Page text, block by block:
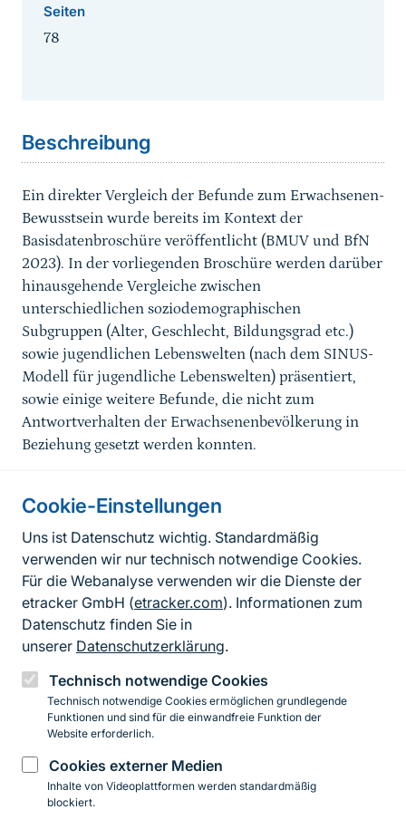
Cookie-Einstellungen
Uns ist Datenschutz wichtig. Standardmäßig
verwenden wir nur technisch notwendige Cookies.
Für die Webanalyse verwenden wir die Dienste der
etracker GmbH (etracker.com). Informationen zum
Datenschutz finden Sie in
unserer Datenschutzerklärung.
Technisch notwendige Cookies
Technisch notwendige Cookies ermöglichen grundlegende
Funktionen und sind für die einwandfreie Funktion der
Website erforderlich.
Cookies externer Medien
Inhalte von Videoplattformen werden standardmäßig
blockiert.
Seiten
78
Beschreibung
Ein direkter Vergleich der Befunde zum Erwachsenen-
Bewusstsein wurde bereits im Kontext der
Basisdatenbroschüre veröffentlicht (BMUV und BfN
2023). In der vorliegenden Broschüre werden darüber
hinausgehende Vergleiche zwischen
unterschiedlichen soziodemographischen
Subgruppen (Alter, Geschlecht, Bildungsgrad etc.)
sowie jugendlichen Lebenswelten (nach dem SINUS-
Modell für jugendliche Lebenswelten) präsentiert,
sowie einige weitere Befunde, die nicht zum
Antwortverhalten der Erwachsenenbevölkerung in
Beziehung gesetzt werden konnten.
Informationen zur Seite
FußzeileKontakt zum BfN
Kontaktformular
Erklärung zur Barrierefreiheit
Impressum
Datenschutz
InstagramFacebookYouTubeLinkedIn